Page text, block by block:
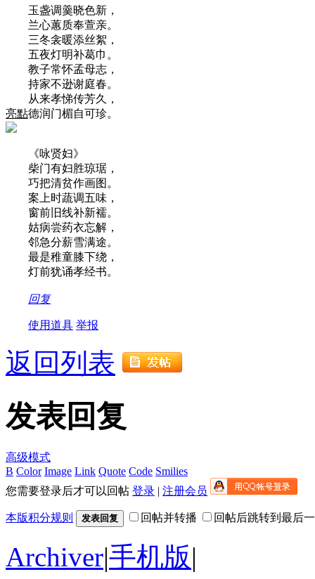
亮點
玉盏调羹晓色新，
兰心蕙质奉萱亲。
三冬衾暖添丝絮，
五夜灯明补葛巾。
教子常怀孟母志，
持家不逊谢庭春。
从来孝悌传芳久，
德润门楣自可珍。
《咏贤妇》
柴门有妇胜琼琚，
巧把清贫作画图。
案上时蔬调五味，
窗前旧线补新襦。
姑病尝药衣忘解，
邻急分薪雪满途。
最是稚童膝下绕，
灯前犹诵孝经书。
回复
使用道具 举报
返回列表
发表回复
高级模式
B Color Image Link Quote Code Smilies
您需要登录后才可以回帖 登录 | 注册会员
本版积分规则 发表回复 回帖并转播 回帖后跳转到最后
Archiver|手机版|